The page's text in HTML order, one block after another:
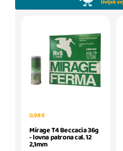
0,98 €
Mirage T4 Beccacia 36g
- lovna patrona cal. 12
2,1mm